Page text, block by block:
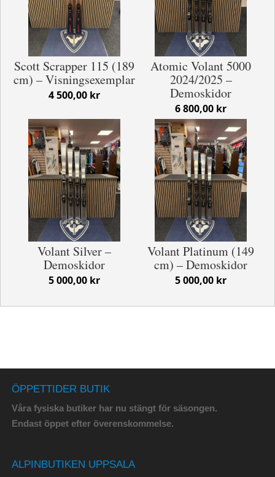
Scott Scrapper 115 (189
cm) – Visningsexemplar
4 500,00 kr
Atomic Volant 5000
2024/2025 –
Demoskidor
6 800,00 kr
Volant Silver –
Demoskidor
5 000,00 kr
Volant Platinum (149
cm) – Demoskidor
5 000,00 kr
ÖPPETTIDER BUTIK
Våra fysiska butiker har nu stängt för säsongen.
Endast öppet efter överenskommelse.
ALPINBUTIKEN UPPSALA